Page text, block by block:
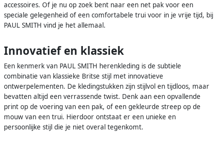
accessoires. Of je nu op zoek bent naar een net pak voor een
speciale gelegenheid of een comfortabele trui voor in je vrije tijd, bij
PAUL SMITH vind je het allemaal.
Innovatief en klassiek
Een kenmerk van PAUL SMITH herenkleding is de subtiele
combinatie van klassieke Britse stijl met innovatieve
ontwerpelementen. De kledingstukken zijn stijlvol en tijdloos, maar
bevatten altijd een verrassende twist. Denk aan een opvallende
print op de voering van een pak, of een gekleurde streep op de
mouw van een trui. Hierdoor ontstaat er een unieke en
persoonlijke stijl die je niet overal tegenkomt.